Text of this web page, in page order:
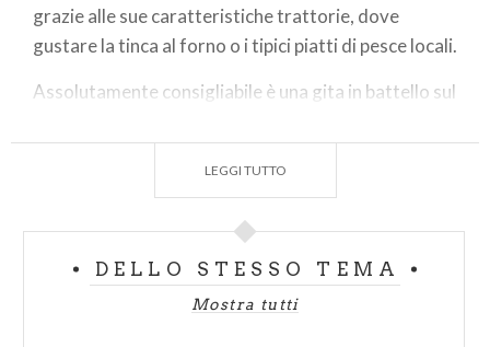
grazie alle sue caratteristiche trattorie, dove
gustare la tinca al forno o i tipici piatti di pesce locali.
Assolutamente consigliabile è una gita in battello sul
esperienza, esplorandolo da diversi punti di vista e
facendo tappa nelle località che più incuriosiscono.
un'isola, che divide in due il Lago d’Iseo, la sponda
bresciana da quella bergamasca. Resterai
affascinato dalla quiete del luogo e dai ritmi lenti
LEGGI TUTTO
DELLO STESSO TEMA
Mostra tutti